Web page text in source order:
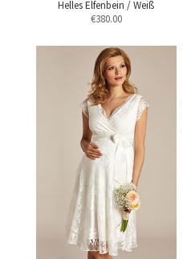
Helles Elfenbein / Weiß
€380.00